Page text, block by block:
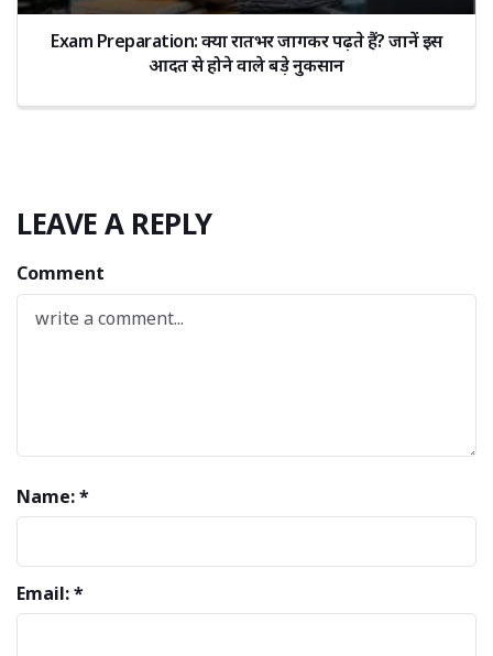
Exam Preparation: क्या रातभर जागकर पढ़ते हैं? जानें इस
आदत से होने वाले बड़े नुकसान
LEAVE A REPLY
Comment
Name: *
Email: *